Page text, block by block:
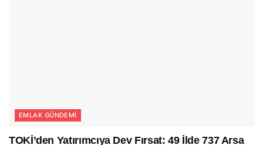
EMLAK GÜNDEMI
TOKİ’den Yatırımcıya Dev Fırsat: 49 İlde 737 Arsa